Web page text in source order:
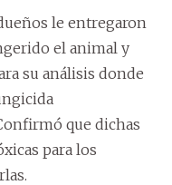
le entregaron
el animal y
su análisis donde
que dichas
para los